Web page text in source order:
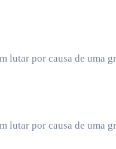
lutar por causa de uma
lutar por causa de uma